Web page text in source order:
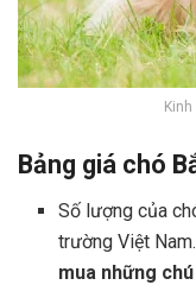
Bảng giá chó
Số lượng của
trường Việt
mua những